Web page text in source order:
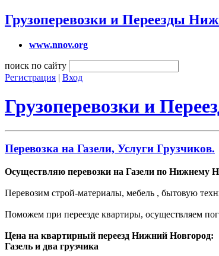
Грузоперевозки и Переезды
www.nnov.org
поиск по сайту
Регистрация | Вход
Грузоперевозки и
Перевозка на Газели, Услуги Грузчиков.
Осуществляю перевозки на Газели по Нижнему
Перевозим строй-материалы, мебель , бытовую
Поможем при переезде квартиры, осуществляем
Цена на квартирный переезд Нижний Новгород:
Газель и два грузчика